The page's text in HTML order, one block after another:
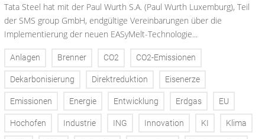
Tata Steel hat mit der Paul Wurth S.A. (Paul Wurth Luxemburg), Teil
der SMS group GmbH, endgültige Vereinbarungen über die
Implementierung der neuen EASyMelt-Technologie...
Anlagen Brenner CO2 CO2-Emissionen
Dekarbonisierung Direktreduktion Eisenerze
Emissionen Energie Entwicklung Erdgas EU
Hochofen Industrie ING Innovation KI Klima